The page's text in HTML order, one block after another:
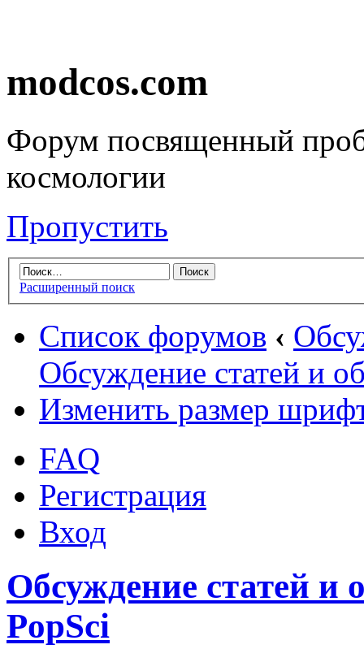
modcos.com
Форум посвященный
космологии
Пропустить
Расширенный поиск
Список форумов ‹
Обсуждение статей и
Изменить размер
FAQ
Регистрация
Вход
Обсуждение статей и
PopSci